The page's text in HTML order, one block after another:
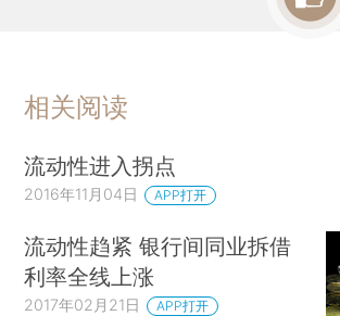
相关阅读
流动性进入拐点
2016年11月04日 APP打开
流动性趋紧 银行间同业拆借
利率全线上涨
2017年02月21日 APP打开